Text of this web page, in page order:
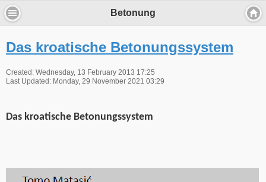
Betonung
Das kroatische Betonungssystem
Created: Wednesday, 13 February 2013 17:25
Last Updated: Monday, 29 November 2021 03:29
Das kroatische Betonungssystem